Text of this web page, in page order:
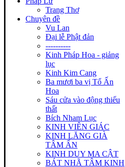
Trang Thơ
Chuyên đề
Vu Lan
Đại lễ Phật đản
----------
Kinh Pháp Hoa - giảng
lục
Kinh Kim Cang
Ba mươi ba vị Tổ Ấn
Hoa
Sáu cửa vào động thiếu
thất
Bích Nham Lục
KINH VIÊN GIÁC
KINH LĂNG GIÀ
TÂM ẤN
KINH DUY MA CẬT
BÁT NHÃ TÂM KINH